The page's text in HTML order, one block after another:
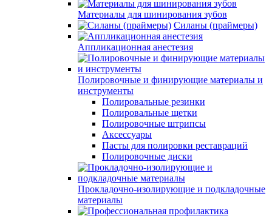
Материалы для шинирования зубов
Силаны (праймеры)
Аппликационная анестезия
Полировочные и финирующие материалы и
инструменты
Полировальные резинки
Полировальные щетки
Полировочные штрипсы
Аксессуары
Пасты для полировки реставраций
Полировочные диски
Прокладочно-изолирующие и подкладочные
материалы